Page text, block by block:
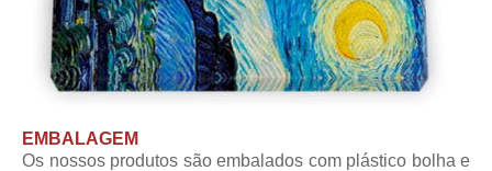
EMBALAGEM
Os nossos produtos são embalados com plástico bolha e